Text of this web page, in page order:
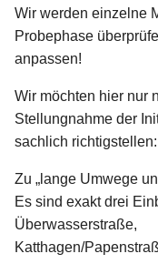
Wir werden einzelne
Probephase
anpassen!
Wir möchten hier nur
Stellungnahme der
sachlich richtigstellen:
Zu „lange Umwege
Es sind exakt drei
Überwasserstraße,
Katthagen/